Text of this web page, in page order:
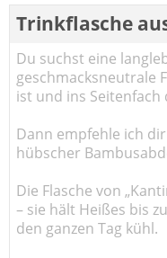
Trinkflasche
Du suchst eine
geschmacksneutrale
ist und ins Seitenfach
Dann empfehle ich
hübscher
Die Flasche von
– sie hält Heißes bis
den ganzen Tag kühl.